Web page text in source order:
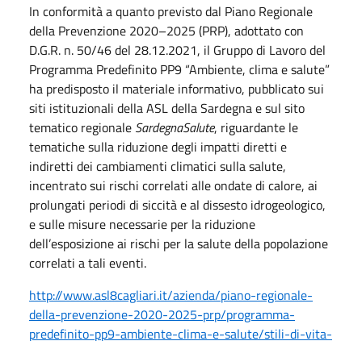
In conformità a quanto previsto dal Piano Regionale
della Prevenzione 2020–2025 (PRP), adottato con
D.G.R. n. 50/46 del 28.12.2021, il Gruppo di Lavoro del
Programma Predefinito PP9 “Ambiente, clima e salute”
ha predisposto il materiale informativo, pubblicato sui
siti istituzionali della ASL della Sardegna e sul sito
tematico regionale SardegnaSalute, riguardante le
tematiche sulla riduzione degli impatti diretti e
indiretti dei cambiamenti climatici sulla salute,
incentrato sui rischi correlati alle ondate di calore, ai
prolungati periodi di siccità e al dissesto idrogeologico,
e sulle misure necessarie per la riduzione
dell’esposizione ai rischi per la salute della popolazione
correlati a tali eventi.
http://www.asl8cagliari.it/azienda/piano-regionale-
della-prevenzione-2020-2025-prp/programma-
predefinito-pp9-ambiente-clima-e-salute/stili-di-vita-